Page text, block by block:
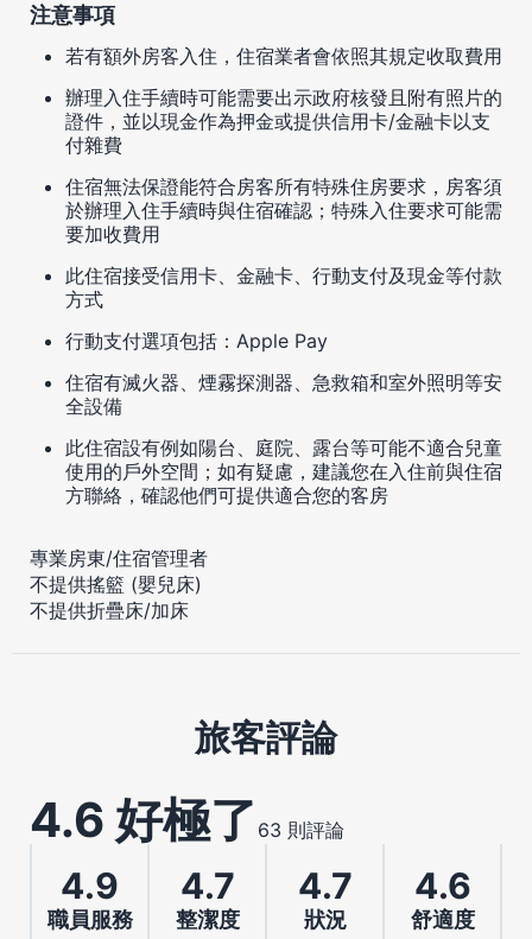
注意事項
若有額外房客入住，住宿業者會依照其規定收取費用
辦理入住手續時可能需要出示政府核發且附有照片的
證件，並以現金作為押金或提供信用卡/金融卡以支
付雜費
住宿無法保證能符合房客所有特殊住房要求，房客須
於辦理入住手續時與住宿確認；特殊入住要求可能需
要加收費用
此住宿接受信用卡、金融卡、行動支付及現金等付款
方式
行動支付選項包括：Apple Pay
住宿有滅火器、煙霧探測器、急救箱和室外照明等安
全設備
此住宿設有例如陽台、庭院、露台等可能不適合兒童
使用的戶外空間；如有疑慮，建議您在入住前與住宿
方聯絡，確認他們可提供適合您的客房
專業房東/住宿管理者
不提供搖籃 (嬰兒床)
不提供折疊床/加床
旅客評論
4.6 好極了 63 則評論
4.9
職員服務
4.7
整潔度
4.7
狀況
4.6
舒適度